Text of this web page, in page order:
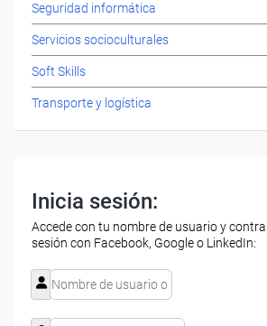
Seguridad informática
Servicios socioculturales
Soft Skills
Transporte y logística
Inicia sesión:
Accede con tu nombre de usuario y
sesión con Facebook, Google o LinkedIn: